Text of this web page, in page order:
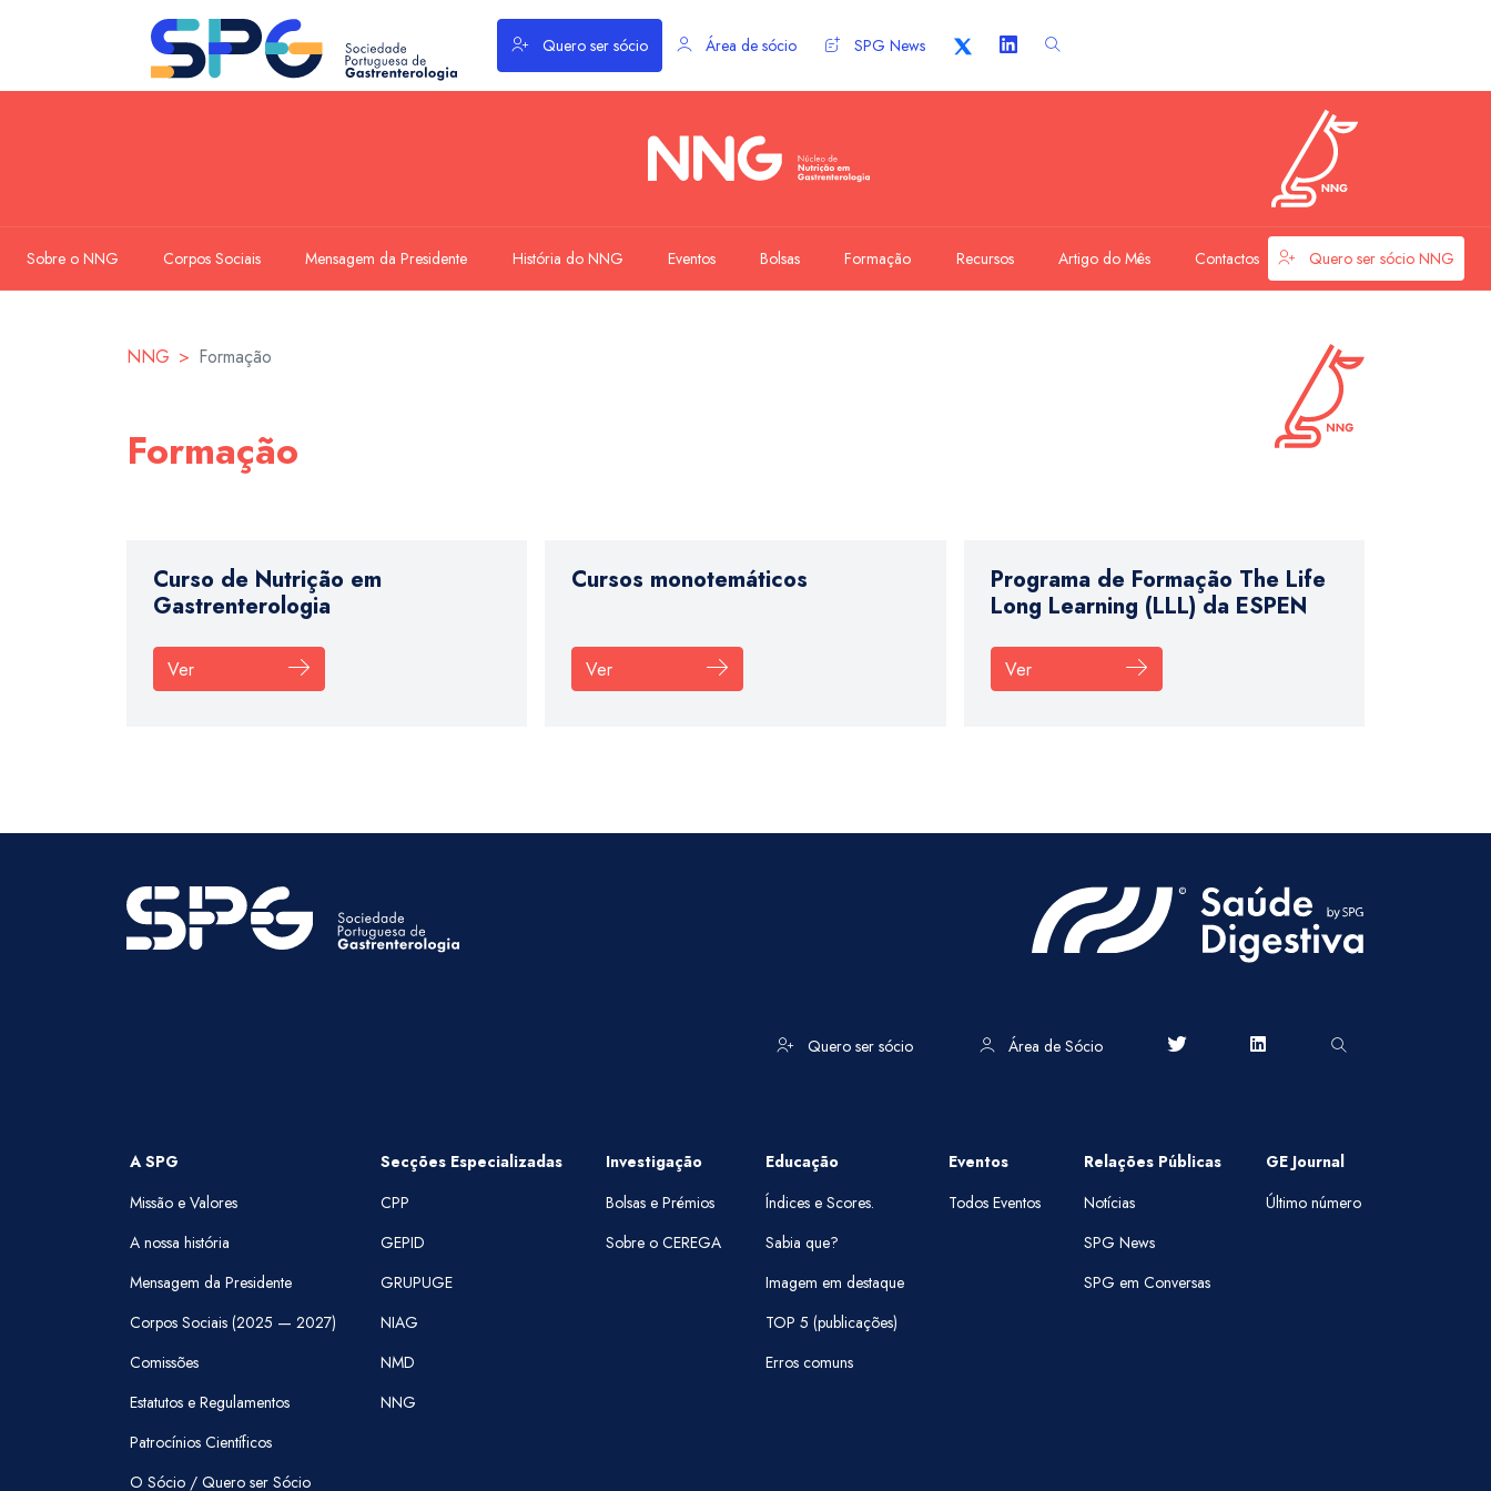
Quero ser sócio Área de sócio SPG News
Sobre o NNG Corpos Sociais Mensagem da Presidente História do NNG Eventos Bolsas Formação Recursos Artigo do Mês Contactos Quero ser sócio NNG
NNG Formação
Formação
Curso de Nutrição em
Gastrenterologia
Ver
Cursos monotemáticos
Ver
Programa de Formação The Life
Long Learning (LLL) da ESPEN
Ver
Quero ser sócio Área de Sócio
A SPG
Missão e Valores
A nossa história
Mensagem da Presidente
Corpos Sociais (2025 — 2027)
Comissões
Estatutos e Regulamentos
Patrocínios Científicos
O Sócio / Quero ser Sócio
Secções Especializadas
CPP
GEPID
GRUPUGE
NIAG
NMD
NNG
Investigação
Bolsas e Prémios
Sobre o CEREGA
Educação
Índices e Scores.
Sabia que?
Imagem em destaque
TOP 5 (publicações)
Erros comuns
Eventos
Todos Eventos
Relações Públicas
Notícias
SPG News
SPG em Conversas
GE Journal
Último número